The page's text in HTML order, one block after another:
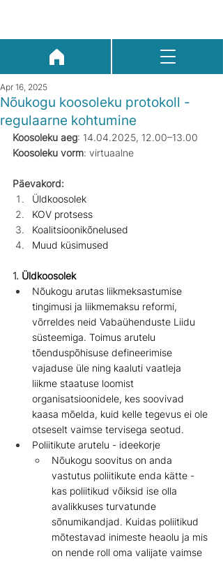
Nõukogu koosoleku protokoll -
regulaarne kohtumine
Apr 16, 2025
Koosoleku aeg: 14.04.2025, 12.00–13.00
Koosoleku vorm: virtuaalne
Päevakord:
Üldkoosolek
KOV protsess
Koalitsioonikõnelused
Muud küsimused
1. Üldkoosolek
Nõukogu arutas liikmeksastumise
tingimusi ja liikmemaksu reformi,
võrreldes neid Vabaühenduste Liidu
süsteemiga. Toimus arutelu
tõenduspõhisuse defineerimise
vajaduse üle ning kaaluti vaatleja
liikme staatuse loomist
organisatsioonidele, kes soovivad
kaasa mõelda, kuid kelle tegevus ei ole
otseselt vaimse tervisega seotud.
Poliitikute arutelu - ideekorje
Nõukogu soovitus on anda
vastutus poliitikute enda kätte -
kas poliitikud võiksid ise olla
avalikkuses turvatunde
sõnumikandjad. Kuidas poliitikud
mõtestavad inimeste heaolu ja mis
on nende roll oma valijate vaimse